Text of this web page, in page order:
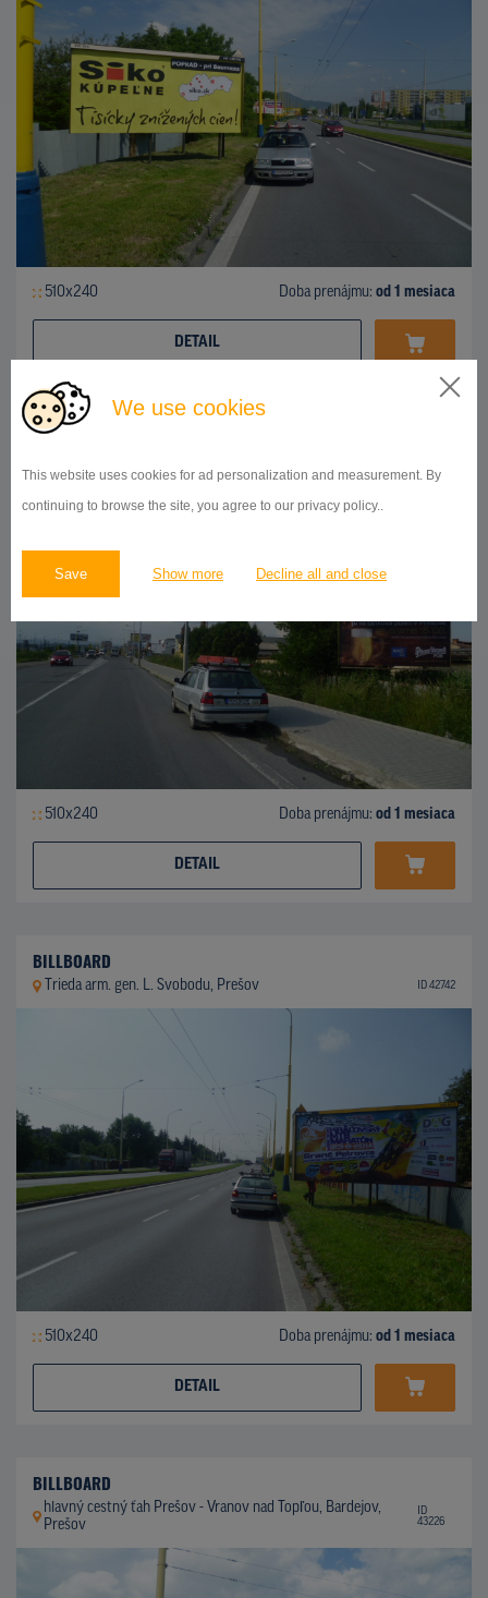
We use cookies
This website uses cookies for ad personalization and measurement. By
continuing to browse the site, you agree to our privacy policy..
Save Show more Decline all and close
510x240 Doba prenájmu: od 1 mesiaca
DETAIL
BILLBOARD
510x240 Doba prenájmu: od 1 mesiaca
DETAIL
BILLBOARD
Trieda arm. gen. L. Svobodu, Prešov ID 42742
510x240 Doba prenájmu: od 1 mesiaca
DETAIL
BILLBOARD
hlavný cestný ťah Prešov - Vranov nad Topľou, Bardejov,
Prešov
ID
43226